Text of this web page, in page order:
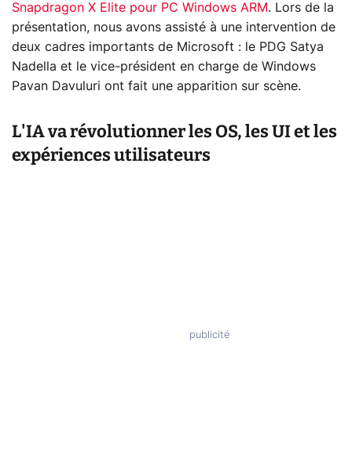
Snapdragon X Elite pour PC Windows ARM. Lors de la
présentation, nous avons assisté à une intervention de
deux cadres importants de Microsoft : le PDG Satya
Nadella et le vice-président en charge de Windows
Pavan Davuluri ont fait une apparition sur scène.
L'IA va révolutionner les OS, les UI et les
expériences utilisateurs